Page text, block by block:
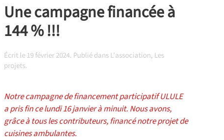
Une campagne financée à
144 % !!!
Écrit le19 février 2024. Publié dansL'association, Les
projets.
Notre campagne de financement participatif ULULE
a pris fin ce lundi 16 janvier à minuit. Nous avons,
grâce à tous les contributeurs, financé notre projet de
cuisines ambulantes.